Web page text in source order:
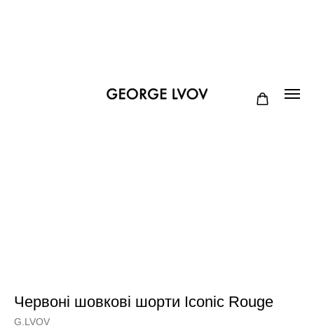
Червоні шовкові шорти Iconic Rouge
G.LVOV